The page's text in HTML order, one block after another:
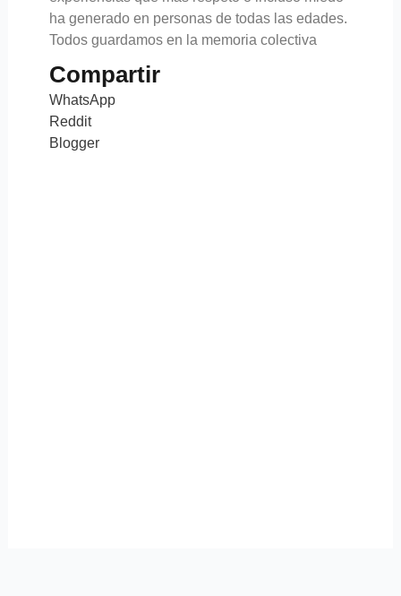
ha generado en personas de todas las edades.
Todos guardamos en la memoria colectiva
Compartir
WhatsApp
Reddit
Blogger